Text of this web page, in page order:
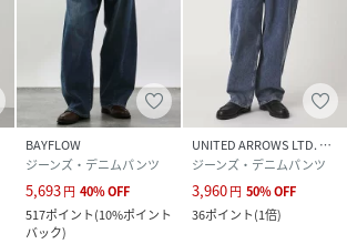
BAYFLOW
ジーンズ・デニムパンツ
5,693円 40%OFF
517ポイント(10%ポイント
バック)
UNITED ARROWS LTD. OUTLET
ジーンズ・デニムパンツ
3,960円 50%OFF
36ポイント(1倍)